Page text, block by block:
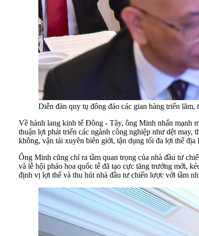
Diễn đàn quy tụ đông đảo các gian hàng triển
Về hành lang kinh tế Đông - Tây, ông Minh nhấn mạnh
thuận lợi phát triển các ngành công nghiệp như dệt
không, vận tải xuyên biên giới, tận dụng tối đa lợi thế
Ông Minh cũng chỉ ra tầm quan trọng của nhà đầu tư
và lễ hội pháo hoa quốc tế đã tạo cực tăng trưởng mới,
định vị lợi thế và thu hút nhà đầu tư chiến lược với tầm